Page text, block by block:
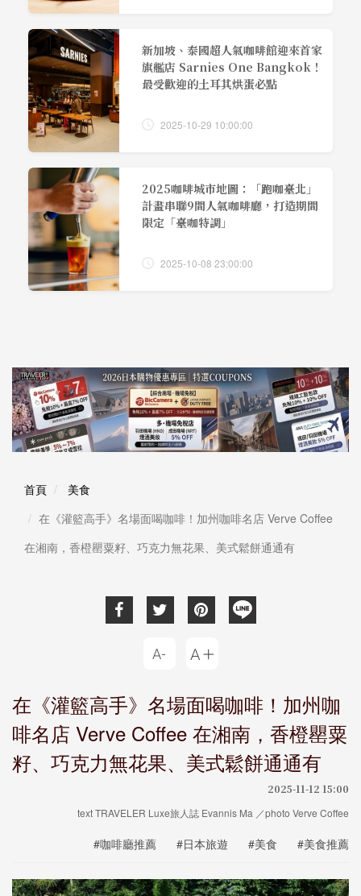
新加坡、泰國超人氣咖啡館迎來首家
旗艦店 Sarnies One Bangkok！
最受歡迎的土耳其烘蛋必點
2025-10-29 10:00:00
2025咖啡城市地圖：「跑咖臺北」
計畫串聯9間人氣咖啡廳，打造期間
限定「臺咖特調」
2025-10-08 23:00:00
首頁
美食
在《灌籃高手》名場面喝咖啡！加州咖啡名店 Verve Coffee
在湘南，香橙罌粟籽、巧克力無花果、美式鬆餅通通有
在《灌籃高手》名場面喝咖啡！加州咖
啡名店 Verve Coffee 在湘南，香橙罌粟
籽、巧克力無花果、美式鬆餅通通有
2025-11-12 15:00
text TRAVELER Luxe旅人誌 Evannis Ma ／photo Verve Coffee
#咖啡廳推薦 #日本旅遊 #美食 #美食推薦